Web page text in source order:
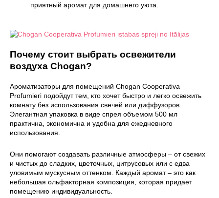
приятный аромат для домашнего уюта.
Почему стоит выбрать освежители
воздуха Chogan?
Ароматизаторы для помещений Chogan Cooperativa
Profumieri подойдут тем, кто хочет быстро и легко освежить
комнату без использования свечей или диффузоров.
Элегантная упаковка в виде спрея объемом 500 мл
практична, экономична и удобна для ежедневного
использования.
Они помогают создавать различные атмосферы – от свежих
и чистых до сладких, цветочных, цитрусовых или с едва
уловимым мускусным оттенком. Каждый аромат – это как
небольшая ольфакторная композиция, которая придает
помещению индивидуальность.